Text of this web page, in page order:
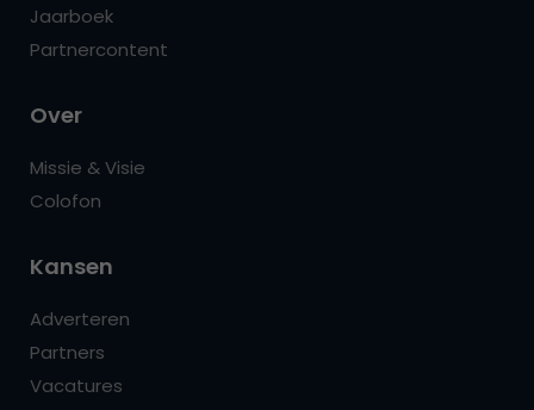
Jaarboek
Partnercontent
Over
Missie & Visie
Colofon
Kansen
Adverteren
Partners
Vacatures